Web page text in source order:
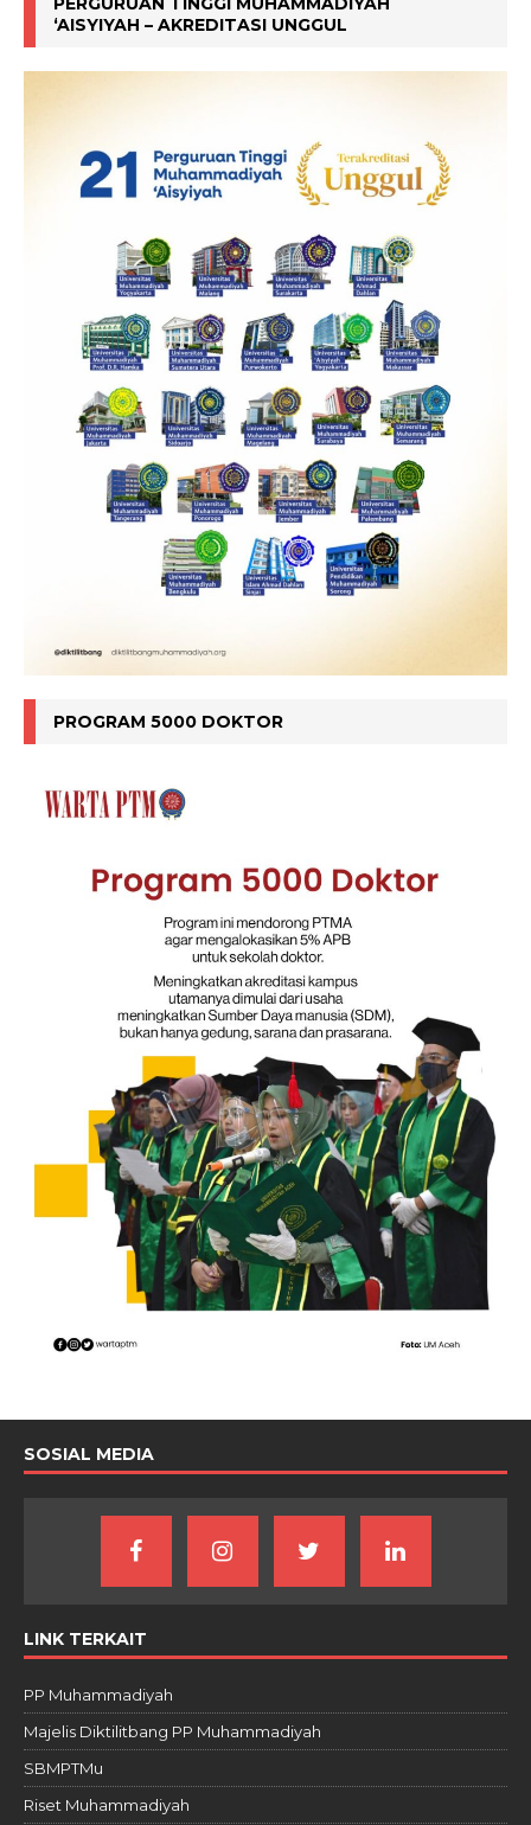
‘AISYIYAH – AKREDITASI UNGGUL
PROGRAM 5000 DOKTOR
SOSIAL MEDIA
LINK TERKAIT
PP Muhammadiyah
Majelis Diktilitbang PP Muhammadiyah
SBMPTMu
Riset Muhammadiyah